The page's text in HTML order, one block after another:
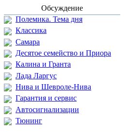
Обсуждение
Полемика. Тема дня
Классика
Самара
Десятое семейство и Приора
Калина и Гранта
Лада Ларгус
Нива и Шевроле-Нива
Гарантия и сервис
Автосигнализации
Тюнинг